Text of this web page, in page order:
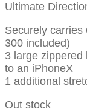
Ultimate
Securely
300 included)
3 large zippered
to an iPhoneX
1 additional
Out stock